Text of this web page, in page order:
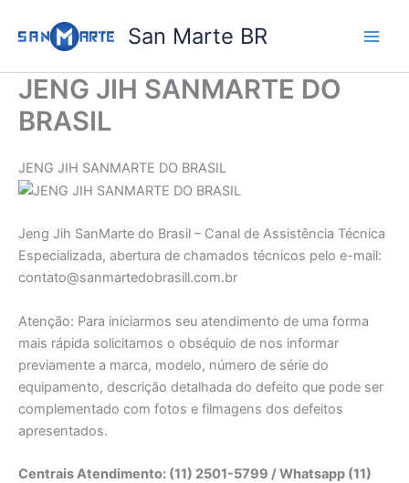
para
conteúdo
San Marte BR
JENG JIH SANMARTE DO
BRASIL
JENG JIH SANMARTE DO BRASIL
Jeng Jih SanMarte do Brasil – Canal de Assistência Técnica
Especializada, abertura de chamados técnicos pelo e-mail:
contato@sanmartedobrasill.com.br
Atenção: Para iniciarmos seu atendimento de uma forma
mais rápida solicitamos o obséquio de nos informar
previamente a marca, modelo, número de série do
equipamento, descrição detalhada do defeito que pode ser
complementado com fotos e filmagens dos defeitos
apresentados.
Centrais Atendimento: (11) 2501-5799 / Whatsapp (11)